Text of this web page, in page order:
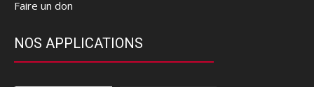
Faire un don
NOS APPLICATIONS